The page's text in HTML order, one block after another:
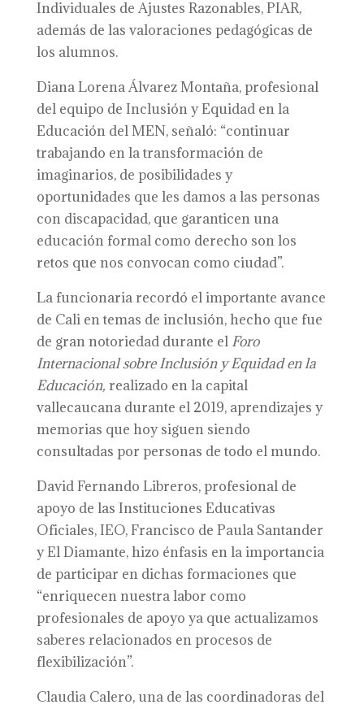
Individuales de Ajustes Razonables, PIAR,
además de las valoraciones pedagógicas de
los alumnos.
Diana Lorena Álvarez Montaña, profesional
del equipo de Inclusión y Equidad en la
Educación del MEN, señaló: “continuar
trabajando en la transformación de
imaginarios, de posibilidades y
oportunidades que les damos a las personas
con discapacidad, que garanticen una
educación formal como derecho son los
retos que nos convocan como ciudad”.
La funcionaria recordó el importante avance
de Cali en temas de inclusión, hecho que fue
de gran notoriedad durante el Foro
Internacional sobre Inclusión y Equidad en la
Educación, realizado en la capital
vallecaucana durante el 2019, aprendizajes y
memorias que hoy siguen siendo
consultadas por personas de todo el mundo.
David Fernando Libreros, profesional de
apoyo de las Instituciones Educativas
Oficiales, IEO, Francisco de Paula Santander
y El Diamante, hizo énfasis en la importancia
de participar en dichas formaciones que
“enriquecen nuestra labor como
profesionales de apoyo ya que actualizamos
saberes relacionados en procesos de
flexibilización”.
Claudia Calero, una de las coordinadoras del